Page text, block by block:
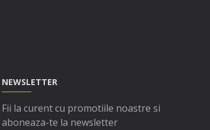
NEWSLETTER
Fii la curent cu promotiile noastre si
aboneaza-te la newsletter